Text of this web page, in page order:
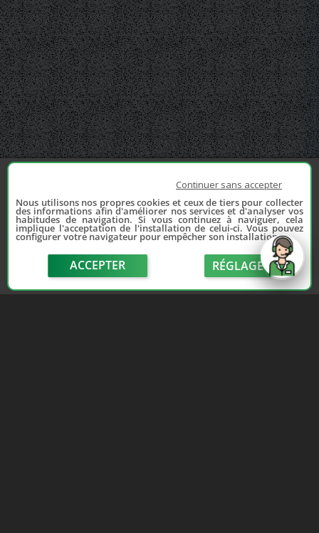
Continuer sans accepter
Nous utilisons nos propres cookies et ceux de tiers pour collecter
des informations afin d'améliorer nos services et d'analyser vos
habitudes de navigation. Si vous continuez à naviguer, cela
implique l'acceptation de l'installation de celui-ci. Vous pouvez
configurer votre navigateur pour empêcher son installation.
ACCEPTER RÉGLAGE